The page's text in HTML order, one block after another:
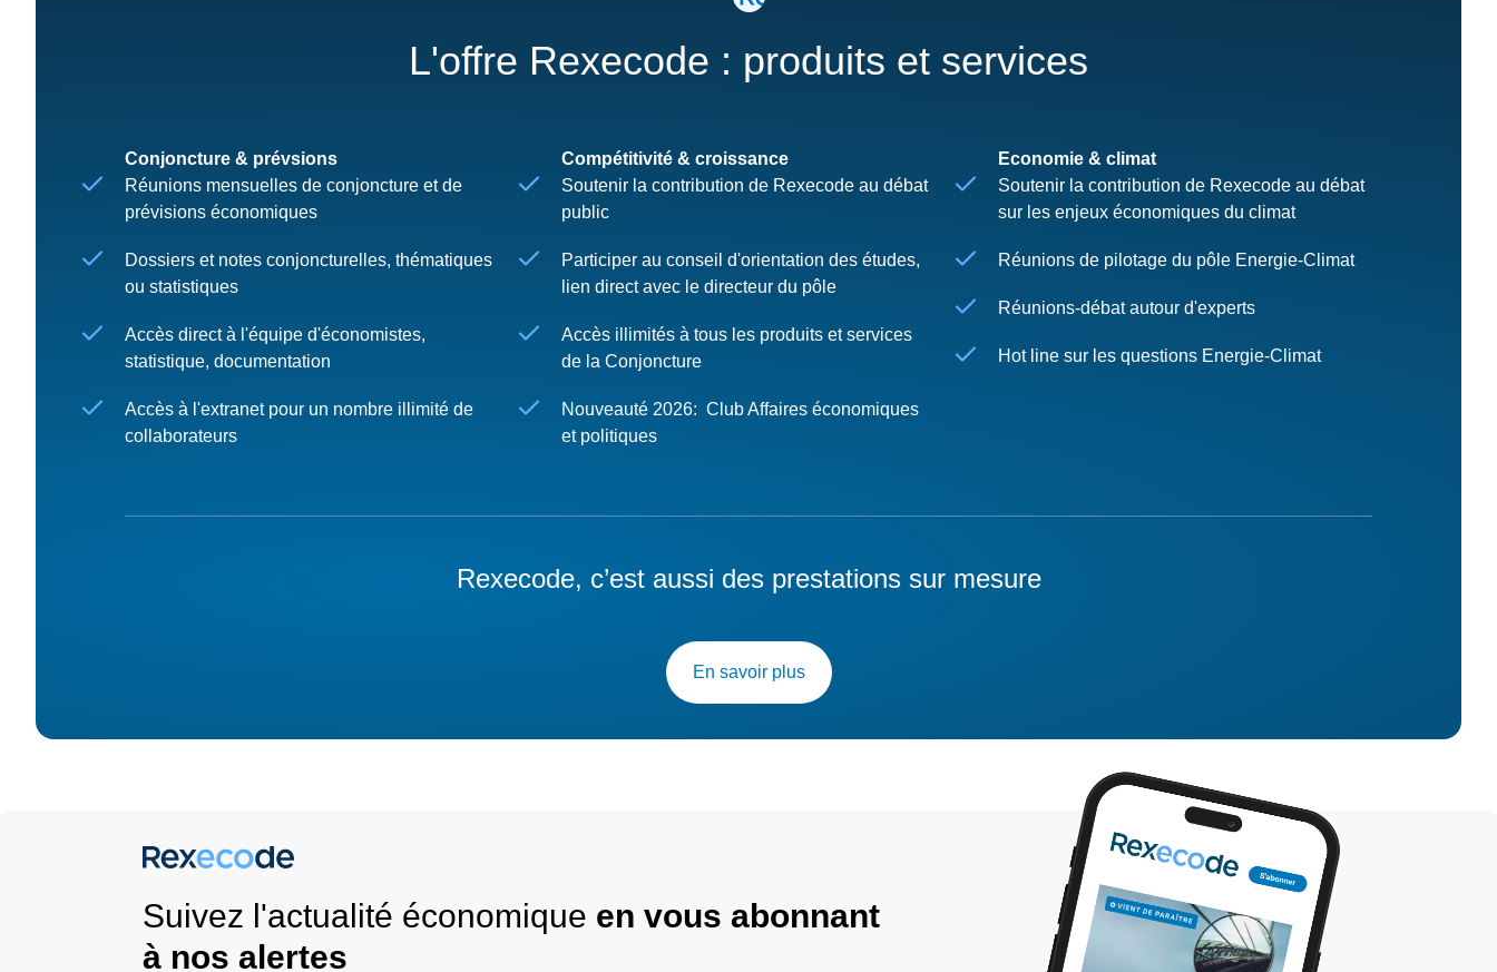
L'offre Rexecode : produits et services
Conjoncture & prévsions
Réunions mensuelles de conjoncture et de
prévisions économiques
Dossiers et notes conjoncturelles, thématiques
ou statistiques
Accès direct à l'équipe d'économistes,
statistique, documentation
Accès à l'extranet pour un nombre illimité de
collaborateurs
Compétitivité & croissance
Soutenir la contribution de Rexecode au débat
public
Participer au conseil d'orientation des études,
lien direct avec le directeur du pôle
Accès illimités à tous les produits et services
de la Conjoncture
Nouveauté 2026: Club Affaires économiques
et politiques
Economie & climat
Soutenir la contribution de Rexecode au débat
sur les enjeux économiques du climat
Réunions de pilotage du pôle Energie-Climat
Réunions-débat autour d'experts
Hot line sur les questions Energie-Climat
Rexecode, c’est aussi des prestations sur mesure
En savoir plus
Suivez l'actualité économique en vous abonnant
à nos alertes